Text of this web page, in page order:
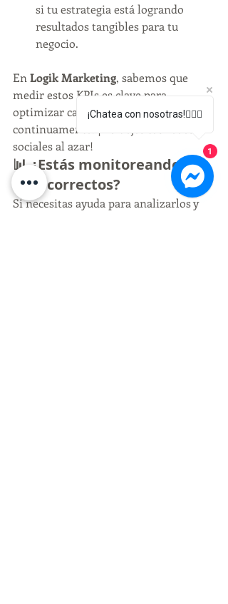
si tu estrategia está logrando
resultados tangibles para tu
negocio.
En Logik Marketing, sabemos que
medir estos KPIs es clave para
optimizar cada campaña y mejorar
continuamente. ¡No dejes tus redes
sociales al azar!
📊 ¿Estás monitoreando los
KPIs correctos?
Si necesitas ayuda para analizarlos y
¡Chatea con nosotras!🙋🏻‍♀️
1